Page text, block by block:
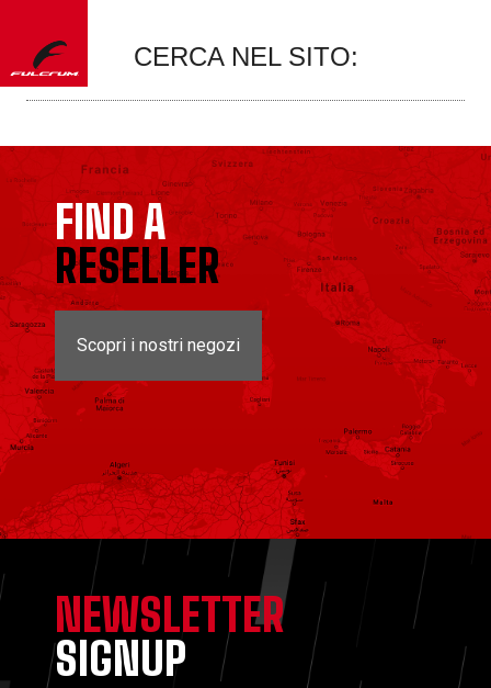
CERCA NEL SITO:
FIND A
RESELLER
Scopri i nostri negozi
NEWSLETTER
SIGNUP